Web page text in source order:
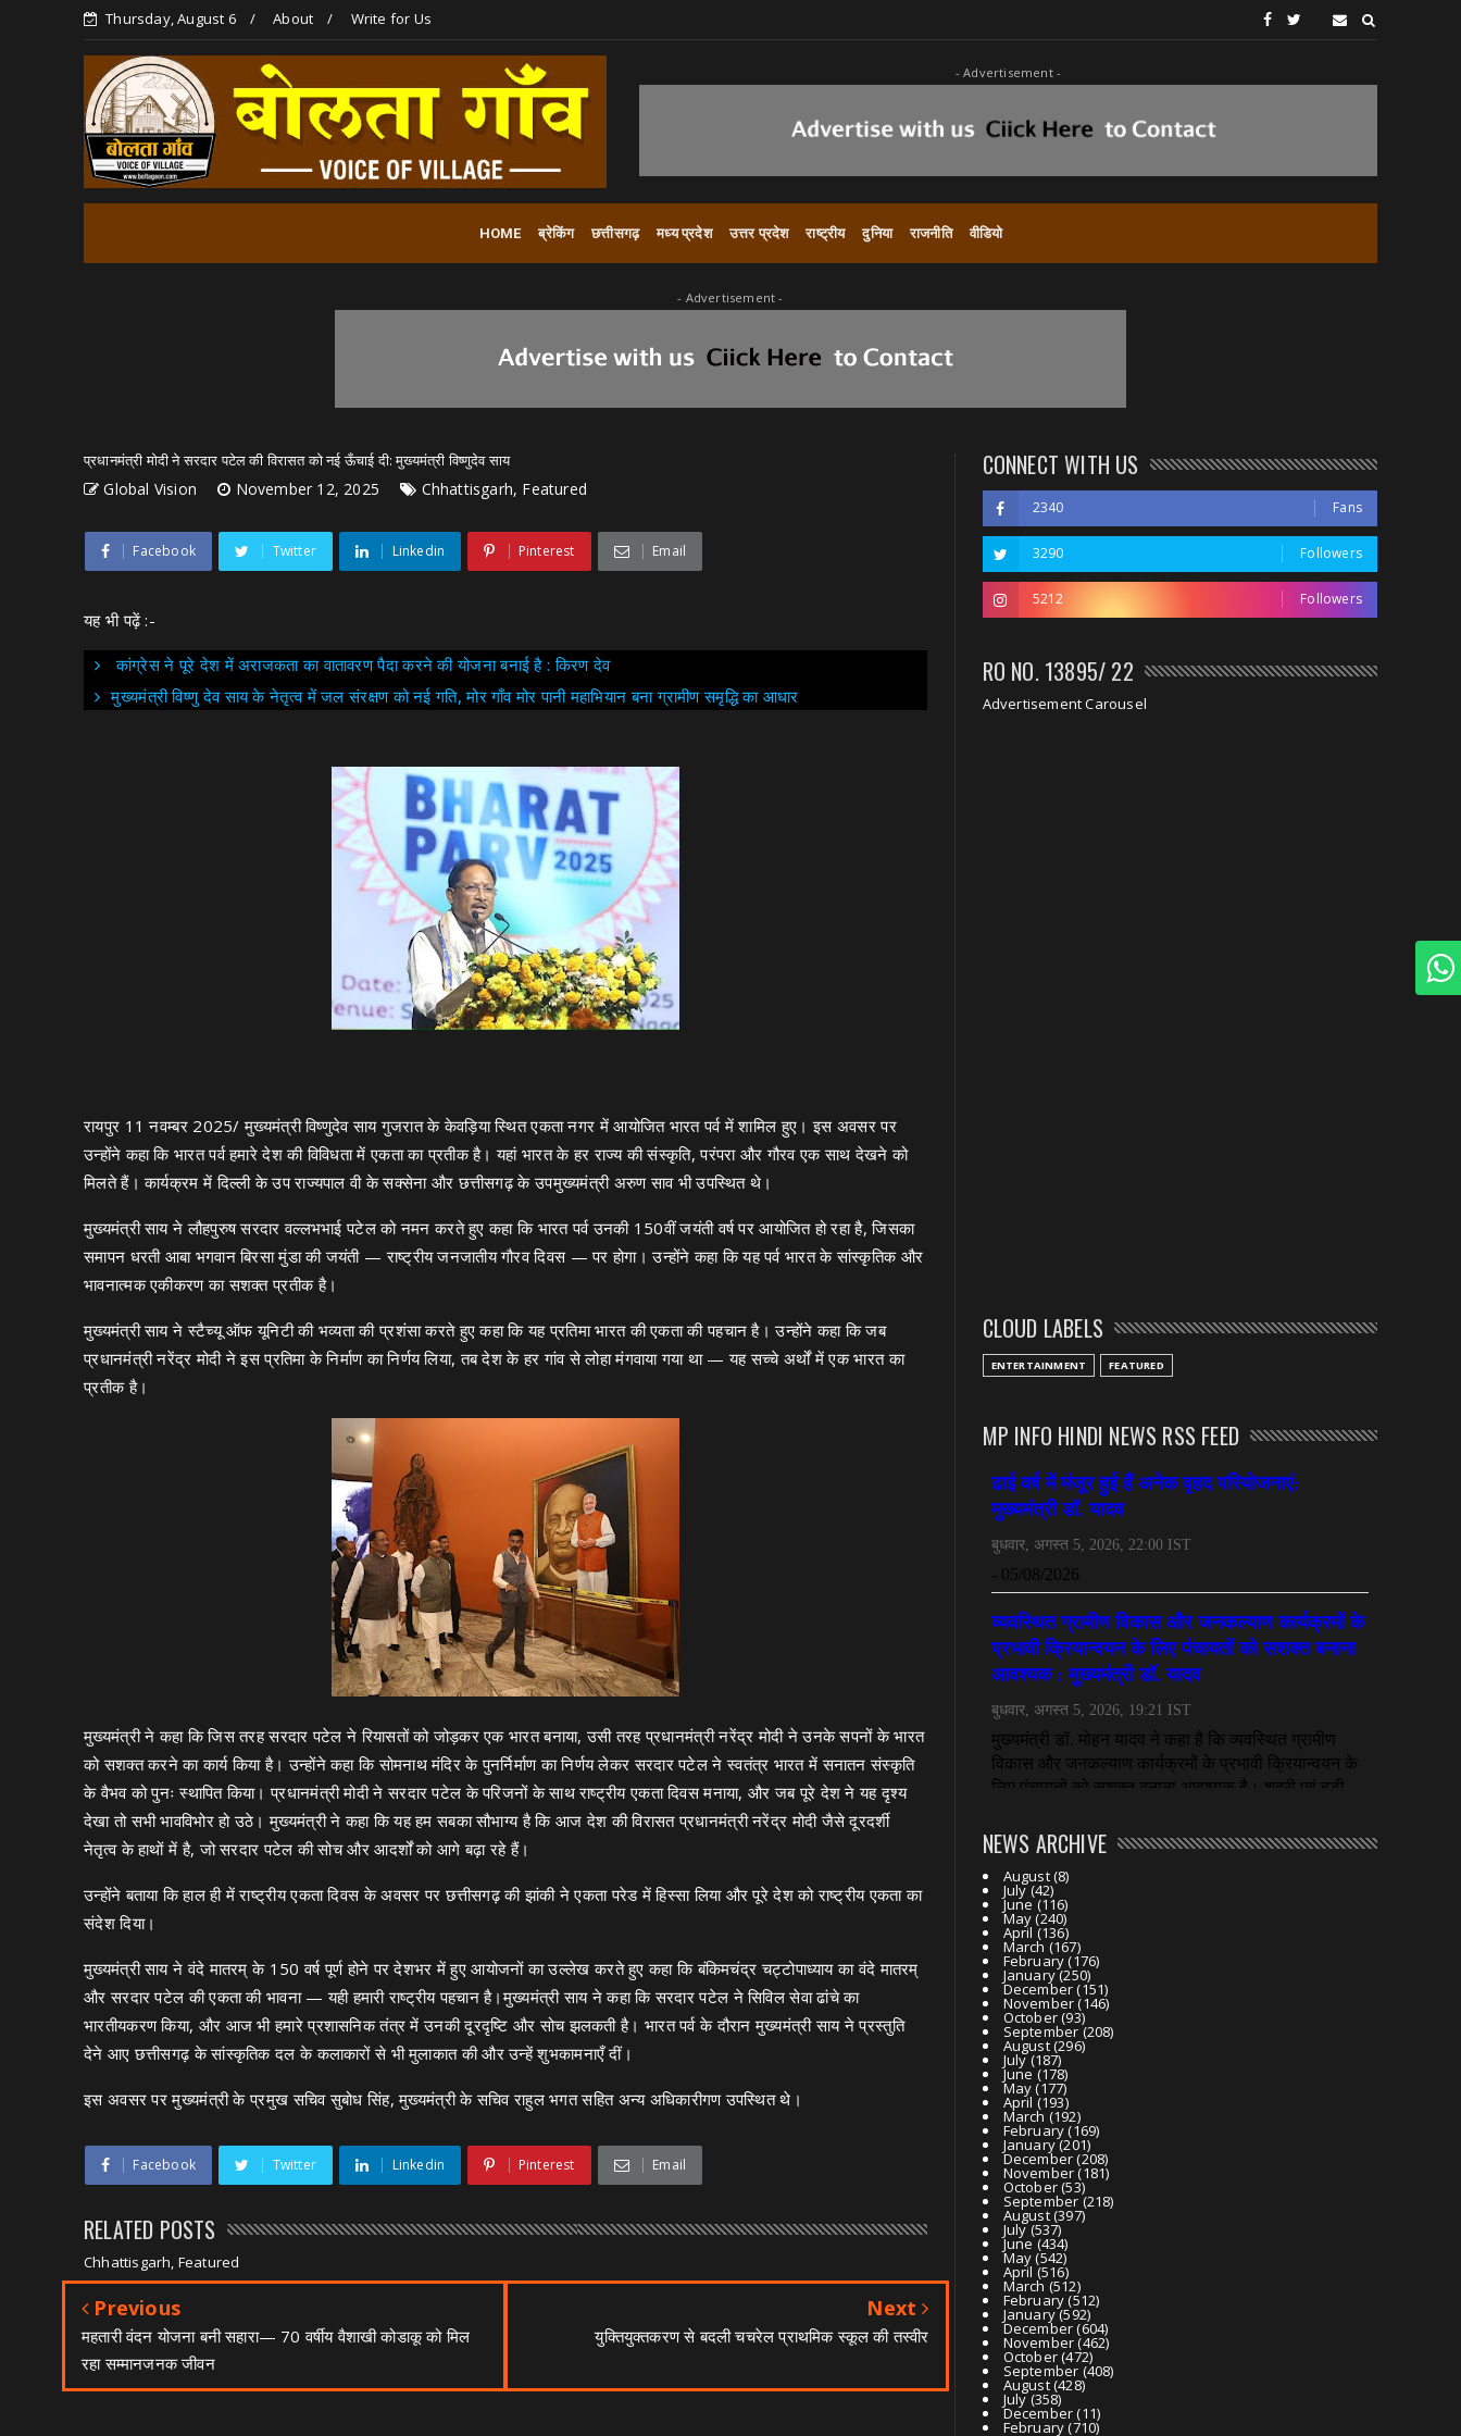
Thursday, August 6 About Write for Us
- Advertisement -
HOME ब्रेकिंग छत्तीसगढ़ मध्य प्रदेश उत्तर प्रदेश राष्ट्रीय दुनिया राजनीति वीडियो
- Advertisement -
प्रधानमंत्री मोदी ने सरदार पटेल की विरासत को नई ऊँचाई दी: मुख्यमंत्री विष्णुदेव साय
Global Vision November 12, 2025 Chhattisgarh, Featured
Facebook Twitter Linkedin Pinterest Email
यह भी पढ़ें :-
कांग्रेस ने पूरे देश में अराजकता का वातावरण पैदा करने की योजना बनाई है : किरण देव
मुख्यमंत्री विष्णु देव साय के नेतृत्व में जल संरक्षण को नई गति, मोर गाँव मोर पानी महाभियान बना ग्रामीण समृद्धि का आधार
रायपुर 11 नवम्बर 2025/ मुख्यमंत्री विष्णुदेव साय गुजरात के केवड़िया स्थित एकता नगर में आयोजित भारत पर्व में शामिल हुए। इस अवसर पर
उन्होंने कहा कि भारत पर्व हमारे देश की विविधता में एकता का प्रतीक है। यहां भारत के हर राज्य की संस्कृति, परंपरा और गौरव एक साथ देखने को
मिलते हैं। कार्यक्रम में दिल्ली के उप राज्यपाल वी के सक्सेना और छत्तीसगढ़ के उपमुख्यमंत्री अरुण साव भी उपस्थित थे।
मुख्यमंत्री साय ने लौहपुरुष सरदार वल्लभभाई पटेल को नमन करते हुए कहा कि भारत पर्व उनकी 150वीं जयंती वर्ष पर आयोजित हो रहा है, जिसका
समापन धरती आबा भगवान बिरसा मुंडा की जयंती — राष्ट्रीय जनजातीय गौरव दिवस — पर होगा। उन्होंने कहा कि यह पर्व भारत के सांस्कृतिक और
भावनात्मक एकीकरण का सशक्त प्रतीक है।
मुख्यमंत्री साय ने स्टैच्यू ऑफ यूनिटी की भव्यता की प्रशंसा करते हुए कहा कि यह प्रतिमा भारत की एकता की पहचान है। उन्होंने कहा कि जब
प्रधानमंत्री नरेंद्र मोदी ने इस प्रतिमा के निर्माण का निर्णय लिया, तब देश के हर गांव से लोहा मंगवाया गया था — यह सच्चे अर्थों में एक भारत का
प्रतीक है।
मुख्यमंत्री ने कहा कि जिस तरह सरदार पटेल ने रियासतों को जोड़कर एक भारत बनाया, उसी तरह प्रधानमंत्री नरेंद्र मोदी ने उनके सपनों के भारत
को सशक्त करने का कार्य किया है। उन्होंने कहा कि सोमनाथ मंदिर के पुनर्निर्माण का निर्णय लेकर सरदार पटेल ने स्वतंत्र भारत में सनातन संस्कृति
के वैभव को पुनः स्थापित किया। प्रधानमंत्री मोदी ने सरदार पटेल के परिजनों के साथ राष्ट्रीय एकता दिवस मनाया, और जब पूरे देश ने यह दृश्य
देखा तो सभी भावविभोर हो उठे। मुख्यमंत्री ने कहा कि यह हम सबका सौभाग्य है कि आज देश की विरासत प्रधानमंत्री नरेंद्र मोदी जैसे दूरदर्शी
नेतृत्व के हाथों में है, जो सरदार पटेल की सोच और आदर्शों को आगे बढ़ा रहे हैं।
उन्होंने बताया कि हाल ही में राष्ट्रीय एकता दिवस के अवसर पर छत्तीसगढ़ की झांकी ने एकता परेड में हिस्सा लिया और पूरे देश को राष्ट्रीय एकता का
संदेश दिया।
मुख्यमंत्री साय ने वंदे मातरम् के 150 वर्ष पूर्ण होने पर देशभर में हुए आयोजनों का उल्लेख करते हुए कहा कि बंकिमचंद्र चट्टोपाध्याय का वंदे मातरम्
और सरदार पटेल की एकता की भावना — यही हमारी राष्ट्रीय पहचान है।मुख्यमंत्री साय ने कहा कि सरदार पटेल ने सिविल सेवा ढांचे का
भारतीयकरण किया, और आज भी हमारे प्रशासनिक तंत्र में उनकी दूरदृष्टि और सोच झलकती है। भारत पर्व के दौरान मुख्यमंत्री साय ने प्रस्तुति
देने आए छत्तीसगढ़ के सांस्कृतिक दल के कलाकारों से भी मुलाकात की और उन्हें शुभकामनाएँ दीं।
इस अवसर पर मुख्यमंत्री के प्रमुख सचिव सुबोध सिंह, मुख्यमंत्री के सचिव राहुल भगत सहित अन्य अधिकारीगण उपस्थित थे।
Facebook Twitter Linkedin Pinterest Email
RELATED POSTS
Chhattisgarh, Featured
Previous
महतारी वंदन योजना बनी सहारा— 70 वर्षीय वैशाखी कोडाकू को मिल
रहा सम्मानजनक जीवन
Next
युक्तियुक्तकरण से बदली चचरेल प्राथमिक स्कूल की तस्वीर
CONNECT WITH US
2340 Fans
3290 Followers
5212 Followers
RO NO. 13895/ 22
Advertisement Carousel
CLOUD LABELS
ENTERTAINMENT FEATURED
MP INFO HINDI NEWS RSS FEED
NEWS ARCHIVE
August(8)
July(42)
June(116)
May(240)
April (136)
March (167)
February(176)
January(250)
December(151)
November(146)
October(93)
September(208)
August(296)
July(187)
June(178)
May(177)
April (193)
March (192)
February(169)
January(201)
December(208)
November(181)
October(53)
September(218)
August(397)
July(537)
June(434)
May(542)
April (516)
March (512)
February(512)
January(592)
December(604)
November(462)
October(472)
September (408)
August(428)
July(358)
December(11)
February(710)